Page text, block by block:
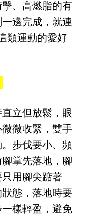
、高燃脂的有
邊完成，就連
類運動的愛好
立但放鬆，眼
微收緊，雙手
步伐要小、頻
掌先落地，腳
用腳尖踮著
態，落地時要
樣輕盈，避免